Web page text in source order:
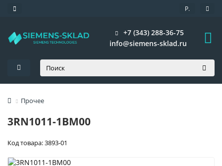
Р.
+7 (343) 288-36-75
info@siemens-sklad.ru
Прочее
3RN1011-1BM00
Код товара: 3893-01